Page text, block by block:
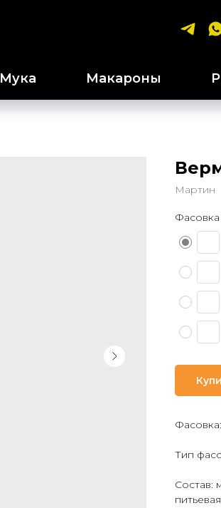
Мука Макароны
Мартин
Фасовка
Фасовка:
Тип
Состав:
питьевая